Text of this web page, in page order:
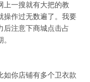
上一搜就有大把的教
操作过无数遍了。我要
后注意下商城点击占
你店铺有多个卫衣款